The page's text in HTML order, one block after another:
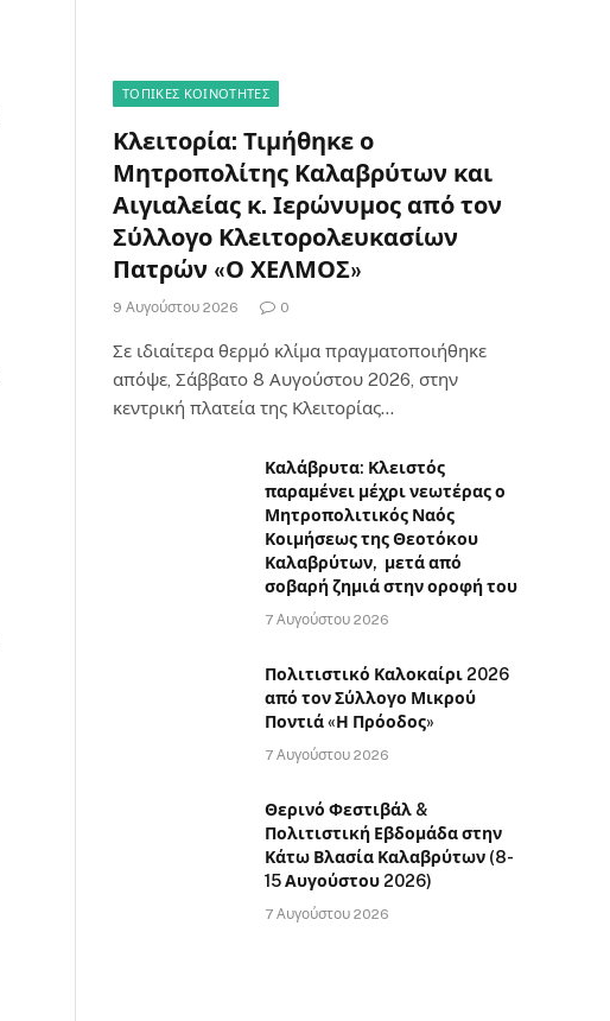
ΤΟΠΙΚΈΣ ΚΟΙΝΌΤΗΤΕΣ
Κλειτορία: Τιμήθηκε ο
Μητροπολίτης Καλαβρύτων και
Αιγιαλείας κ. Ιερώνυμος από τον
Σύλλογο Κλειτορολευκασίων
Πατρών «Ο ΧΕΛΜΟΣ»
9 Αυγούστου 2026 0
Σε ιδιαίτερα θερμό κλίμα πραγματοποιήθηκε
απόψε, Σάββατο 8 Αυγούστου 2026, στην
κεντρική πλατεία της Κλειτορίας…
Καλάβρυτα: Κλειστός
παραμένει μέχρι νεωτέρας ο
Μητροπολιτικός Ναός
Κοιμήσεως της Θεοτόκου
Καλαβρύτων, μετά από
σοβαρή ζημιά στην οροφή του
7 Αυγούστου 2026
Πολιτιστικό Καλοκαίρι 2026
από τον Σύλλογο Μικρού
Ποντιά «Η Πρόοδος»
7 Αυγούστου 2026
Θερινό Φεστιβάλ &
Πολιτιστική Εβδομάδα στην
Κάτω Βλασία Καλαβρύτων (8-
15 Αυγούστου 2026)
7 Αυγούστου 2026